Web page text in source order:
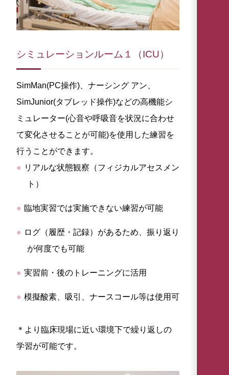
シミュレーションルーム１（ICU）
SimMan(PC操作)、ナーシング アン、
SimJunior(タブレッド操作)などの高機能シ
ミュレーター(心音や呼吸音を状況に合わせ
て変化させることが可能)を使用した練習を
行うことができます。
リアルな状態観察（フィジカルアセスメン
ト）
臨地実習では実施できない練習が可能
ログ（履歴・記録）があるため、振り返り
が何度でも可能
実習前・後のトレーニングに活用
模擬酸素、吸引、ナースコール等は使用可
＊より臨床現場に近い環境下で繰り返しの
学習が可能です。